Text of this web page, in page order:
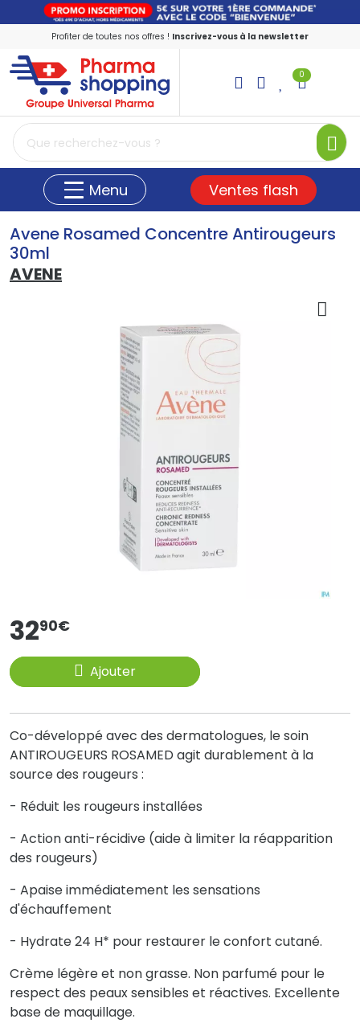
Profiter de toutes nos offres ! Inscrivez-vous à la newsletter
PharmaShopping Votre pharmacie en
0
Menu Ventes flash
Avene Rosamed Concentre Antirougeurs
30ml
AVENE
3290€
Ajouter
Co-développé avec des dermatologues, le soin
ANTIROUGEURS ROSAMED agit durablement à la
source des rougeurs :
- Réduit les rougeurs installées
- Action anti-récidive (aide à limiter la réapparition
des rougeurs)
- Apaise immédiatement les sensations
d'échauffement
- Hydrate 24 H* pour restaurer le confort cutané.
Crème légère et non grasse. Non parfumé pour le
respect des peaux sensibles et réactives. Excellente
base de maquillage.